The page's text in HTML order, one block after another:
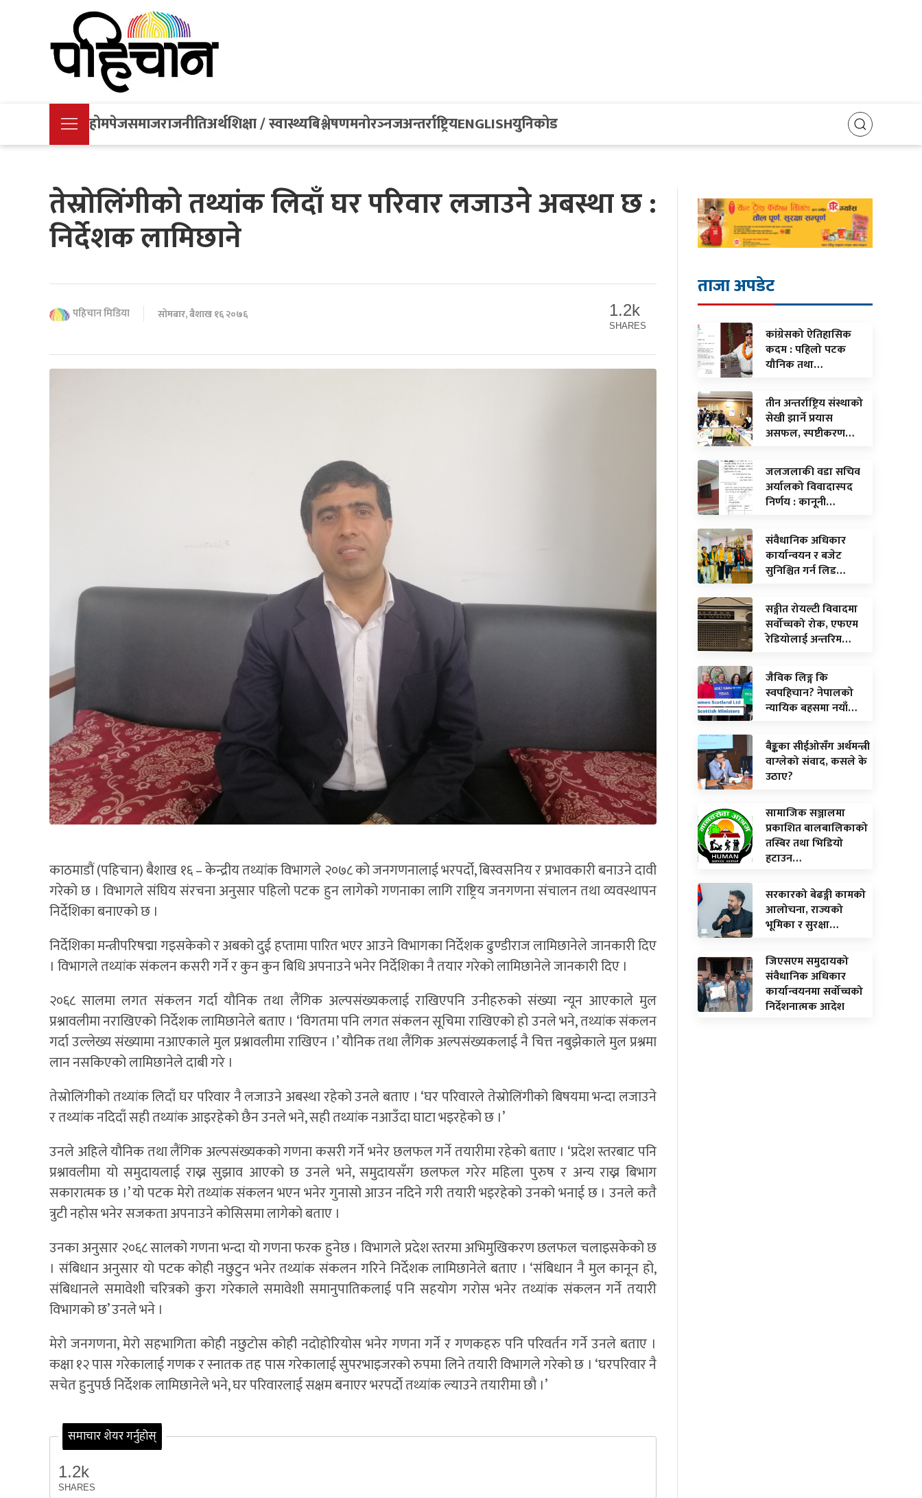
होमपेजसमाजराजनीतिअर्थशिक्षा / स्वास्थ्यबिश्लेषणमनोरञ्नजअन्तर्राष्ट्रियENGLISHयुनिकोड
तेस्रोलिंगीको तथ्यांक लिदाँ घर परिवार लजाउने अबस्था छ :
निर्देशक लामिछाने
पहिचान मिडिया सोमबार, बैशाख १६ २०७६ 1.2k
SHARES
काठमाडौं (पहिचान) बैशाख १६ – केन्द्रीय तथ्यांक विभागले २०७८ को जनगणनालाई भरपर्दो, बिस्वसनिय र प्रभावकारी बनाउने दावी
गरेको छ । विभागले संघिय संरचना अनुसार पहिलो पटक हुन लागेको गणनाका लागि राष्ट्रिय जनगणना संचालन तथा व्यवस्थापन
निर्देशिका बनाएको छ ।
निर्देशिका मन्त्रीपरिषद्मा गइसकेको र अबको दुई हप्तामा पारित भएर आउने विभागका निर्देशक ढुण्डीराज लामिछानेले जानकारी दिए
। विभागले तथ्यांक संकलन कसरी गर्ने र कुन कुन बिधि अपनाउने भनेर निर्देशिका नै तयार गरेको लामिछानेले जानकारी दिए ।
२०६८ सालमा लगत संकलन गर्दा यौनिक तथा लैंगिक अल्पसंख्यकलाई राखिएपनि उनीहरुको संख्या न्यून आएकाले मुल
प्रश्नावलीमा नराखिएको निर्देशक लामिछानेले बताए । ‘विगतमा पनि लगत संकलन सूचिमा राखिएको हो उनले भने, तथ्यांक संकलन
गर्दा उल्लेख्य संख्यामा नआएकाले मुल प्रश्नावलीमा राखिएन ।’ यौनिक तथा लैंगिक अल्पसंख्यकलाई नै चित्त नबुझेकाले मुल प्रश्नमा
लान नसकिएको लामिछानेले दाबी गरे ।
तेस्रोलिंगीको तथ्यांक लिदाँ घर परिवार नै लजाउने अबस्था रहेको उनले बताए । ‘घर परिवारले तेस्रोलिंगीको बिषयमा भन्दा लजाउने
र तथ्यांक नदिदाँ सही तथ्यांक आइरहेको छैन उनले भने, सही तथ्यांक नआउँदा घाटा भइरहेको छ ।’
उनले अहिले यौनिक तथा लैंगिक अल्पसंख्यकको गणना कसरी गर्ने भनेर छलफल गर्ने तयारीमा रहेको बताए । ‘प्रदेश स्तरबाट पनि
प्रश्नावलीमा यो समुदायलाई राख्न सुझाव आएको छ उनले भने, समुदायसँग छलफल गरेर महिला पुरुष र अन्य राख्न बिभाग
सकारात्मक छ ।’ यो पटक मेरो तथ्यांक संकलन भएन भनेर गुनासो आउन नदिने गरी तयारी भइरहेको उनको भनाई छ । उनले कतै
त्रुटी नहोस भनेर सजकता अपनाउने कोसिसमा लागेको बताए ।
उनका अनुसार २०६८ सालको गणना भन्दा यो गणना फरक हुनेछ । विभागले प्रदेश स्तरमा अभिमुखिकरण छलफल चलाइसकेको छ
। संबिधान अनुसार यो पटक कोही नछुटुन भनेर तथ्यांक संकलन गरिने निर्देशक लामिछानेले बताए । ‘संबिधान नै मुल कानून हो,
संबिधानले समावेशी चरित्रको कुरा गरेकाले समावेशी समानुपातिकलाई पनि सहयोग गरोस भनेर तथ्यांक संकलन गर्ने तयारी
विभागको छ’ उनले भने ।
मेरो जनगणना, मेरो सहभागिता कोही नछुटोस कोही नदोहोरियोस भनेर गणना गर्ने र गणकहरु पनि परिवर्तन गर्ने उनले बताए ।
कक्षा १२ पास गरेकालाई गणक र स्नातक तह पास गरेकालाई सुपरभाइजरको रुपमा लिने तयारी विभागले गरेको छ । ‘घरपरिवार नै
सचेत हुनुपर्छ निर्देशक लामिछानेले भने, घर परिवारलाई सक्षम बनाएर भरपर्दाे तथ्यांक ल्याउने तयारीमा छौ ।’
समाचार शेयर गर्नुहोस्
1.2k
SHARES
ताजा अपडेट
कांग्रेसको ऐतिहासिक
कदम : पहिलो पटक
यौनिक तथा…
तीन अन्तर्राष्ट्रिय संस्थाको
सेखी झार्ने प्रयास
असफल, स्पष्टीकरण…
जलजलाकी वडा सचिव
अर्यालको विवादास्पद
निर्णय : कानूनी…
संवैधानिक अधिकार
कार्यान्वयन र बजेट
सुनिश्चित गर्न लिड…
सङ्गीत रोयल्टी विवादमा
सर्वोच्चको रोक, एफएम
रेडियोलाई अन्तरिम…
जैविक लिङ्ग कि
स्वपहिचान? नेपालको
न्यायिक बहसमा नयाँ…
बैङ्कका सीईओसँग अर्थमन्त्री
वाग्लेको संवाद, कसले के
उठाए?
सामाजिक सञ्जालमा
प्रकाशित बालबालिकाको
तस्बिर तथा भिडियो
हटाउन…
सरकारको बेढङ्गी कामको
आलोचना, राज्यको
भूमिका र सुरक्षा…
जिएसएम समुदायको
संवैधानिक अधिकार
कार्यान्वयनमा सर्वोच्चको
निर्देशनात्मक आदेश